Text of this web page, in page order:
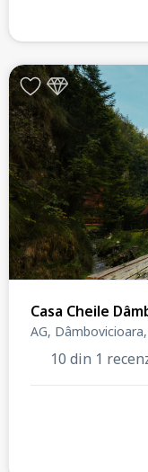
Casa Cheile
AG,
10 din 1